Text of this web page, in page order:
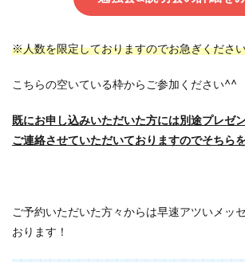
※人数を限定しておりますのでお急ぎくださ
こちらの空いている枠からご参加ください^^
既にお申し込みいただいた方には別途プレゼ
ご連絡させていただいておりますのでそちら
ご予約いただいた方々からは早速アツいメッ
おります！